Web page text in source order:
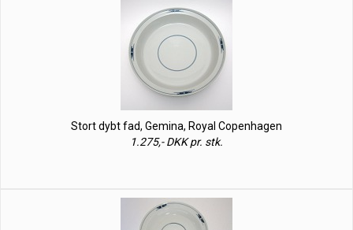
Stort dybt fad, Gemina, Royal Copenhagen
1.275,- DKK pr. stk.